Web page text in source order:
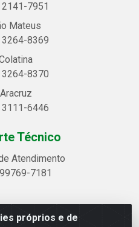
próprios e de
7951
Mateus
3264-8369
3264-8370
Aracruz
3111-6446
Técnico
Atendimento
7181